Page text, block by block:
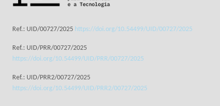
Ref.: UID/00727/2025 https://doi.org/10.54499/UID/00727/2025
Ref.: UID/PRR/00727/2025
https://doi.org/10.54499/UID/PRR/00727/2025
Ref.: UID/PRR2/00727/2025
https://doi.org/10.54499/UID/PRR2/00727/2025